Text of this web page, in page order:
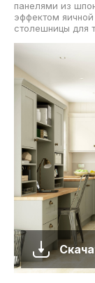
панелями из
эффектом
столешницы для